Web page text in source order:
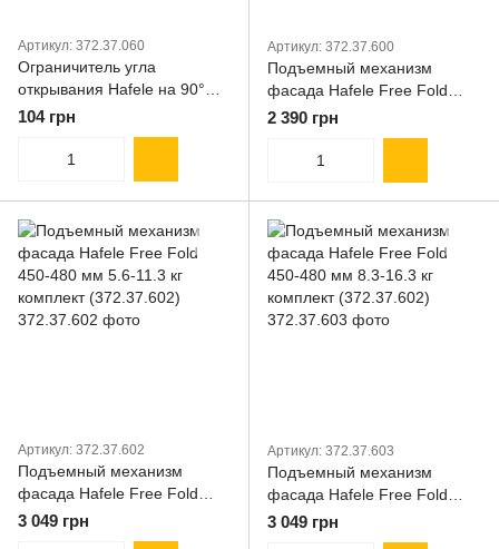
Артикул: 372.37.060
Ограничитель угла
открывания Hafele на 90°
для Free Fold пластик
комплект (372.37.060)
104 грн
Артикул: 372.37.600
Подъемный механизм
фасада Hafele Free Fold
450-480 мм 2.8-5.7 кг
комплект (372.37.600)
2 390 грн
Артикул: 372.37.602
Подъемный механизм
фасада Hafele Free Fold
450-480 мм 5.6-11.3 кг
комплект (372.37.602)
3 049 грн
Артикул: 372.37.603
Подъемный механизм
фасада Hafele Free Fold
450-480 мм 8.3-16.3 кг
комплект (372.37.602)
3 049 грн